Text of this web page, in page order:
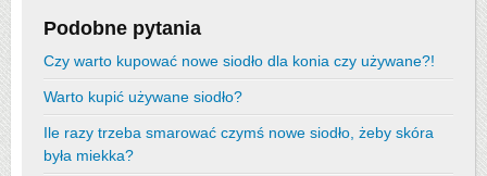
Podobne pytania
Czy warto kupować nowe siodło dla konia czy używane?!
Warto kupić używane siodło?
Ile razy trzeba smarować czymś nowe siodło, żeby skóra
była miekka?